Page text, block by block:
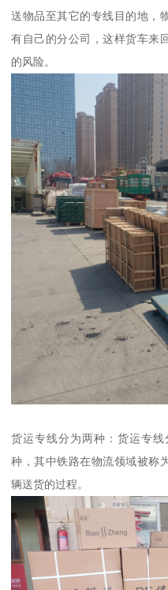
送物品至其它的专线目的地，
有自己的分公司，这样货车来
的风险。
货运专线分为两种：货运专
种，其中铁路在物流领域被称
辆送货的过程。